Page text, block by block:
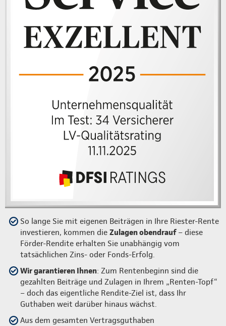
So lange Sie mit eigenen Beiträgen in Ihre Riester-Rente
investieren, kommen die Zulagen obendrauf– diese
Förder-Rendite erhalten Sie unabhängig vom
tatsächlichen Zins- oder Fonds-Erfolg.
Wir garantieren Ihnen: Zum Rentenbeginn sind die
gezahlten Beiträge und Zulagen in Ihrem „Renten-Topf“
– doch das eigentliche Rendite-Ziel ist, dass Ihr
Guthaben weit darüber hinaus wächst.
Aus dem gesamten Vertragsguthaben